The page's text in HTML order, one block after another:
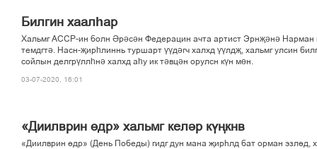
Билгин хаалһар
Хальмг АССР-ин болн Әрәсән Федерацин ачта артист Эрнҗәнә Нарман
темдгтә. Насн-җирһлиннь туршарт үүдәгч халхд үүлдҗ, хальмг улсин
сойлын делгрүллһнә халхд аһу ик тәвцән орулсн күн мөн.
03-07-2020, 16:01
«Диилврин ґдр» хальмг келір кўњкнв
«Диилврин ґдр» (День Победы) гидг дун мана љирєлд бат орман эзлід,